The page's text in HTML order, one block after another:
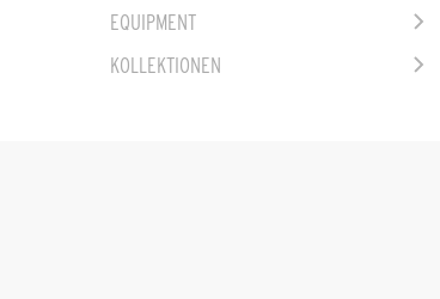
EQUIPMENT
KOLLEKTIONEN